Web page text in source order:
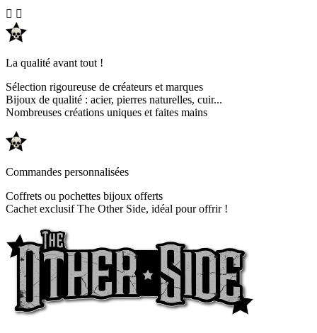
 
La qualité avant tout !
Sélection rigoureuse de créateurs et marques
Bijoux de qualité : acier, pierres naturelles, cuir...
Nombreuses créations uniques et faites mains
Commandes personnalisées
Coffrets ou pochettes bijoux offerts
Cachet exclusif The Other Side, idéal pour offrir !